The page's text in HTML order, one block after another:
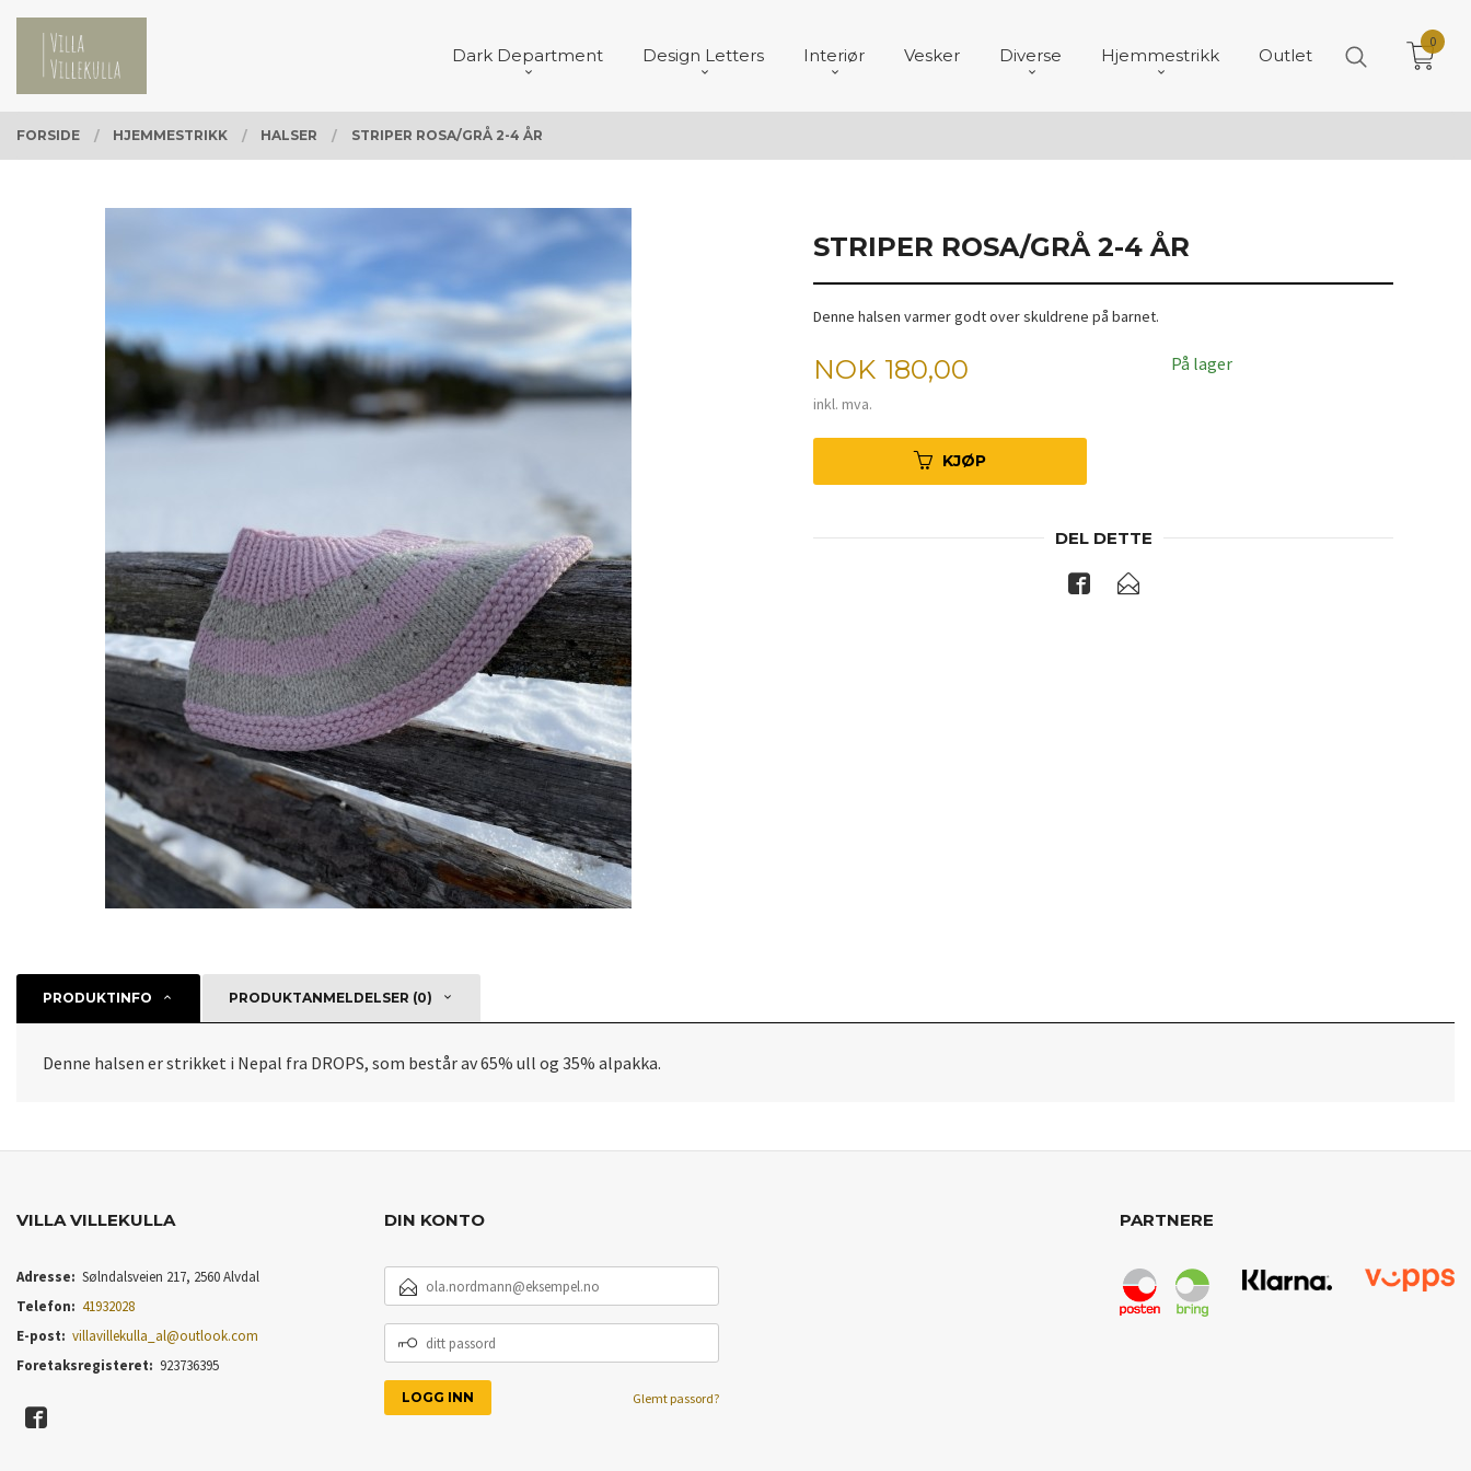
Gå
innholdet
PRODUKTER
Dark Department Design Letters Interiør Vesker Diverse Hjemmestrikk Outlet
0
FORSIDE HJEMMESTRIKK HALSER STRIPER ROSA/GRÅ 2-4 ÅR
STRIPER ROSA/GRÅ 2-4 ÅR
Denne halsen varmer godt over skuldrene på barnet.
Pris
NOK 180,00
inkl. mva.
På lager
KJØP
DEL DETTE
PRODUKTINFO PRODUKTANMELDELSER (0)
Denne halsen er strikket i Nepal fra DROPS, som består av 65% ull og 35% alpakka.
VILLA VILLEKULLA
Adresse: Sølndalsveien 217, 2560 Alvdal
Telefon: 41932028
E-post: villavillekulla_al@outlook.com
Foretaksregisteret: 923736395
DIN KONTO
POSTADRESSE
PASSORD
Glemt passord?
PARTNERE